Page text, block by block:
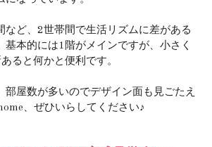
など、2世帯間で生活リズムに差がある
基本的には1階がメインですが、小さく
ると何かと便利です。
部屋数が多いのでデザイン面も見ごたえ
、ぜひいらしてください♪